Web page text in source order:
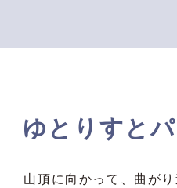
ゆとりすと
山頂に向かって、曲が